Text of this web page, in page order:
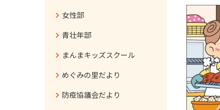
女性部
青壮年部
まんまキッズスクール
めぐみの里だより
防疫協議会だより